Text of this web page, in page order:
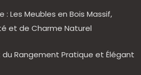
Les Meubles en Bois Massif,
et de Charme Naturel
du Rangement Pratique et Élégant